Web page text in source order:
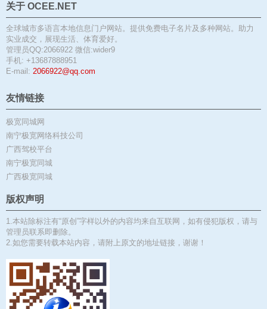
关于 OCEE.NET
全球城市多语言本地信息门户网站。提供免费电子名片及多种网站。助力
实业成交，展现生活、体育爱好。
管理员QQ:2066922 微信:wider9
手机: +13687888951
E-mail: 2066922@qq.com
友情链接
极宽同城网
南宁极宽网络科技公司
广西驾校平台
南宁极宽同城
广西极宽同城
版权声明
1.本站除标注有“原创”字样以外的内容均来自互联网，如有侵犯版权，请与
管理员联系即删除。
2.如您需要转载本站内容，请附上原文的地址链接，谢谢！